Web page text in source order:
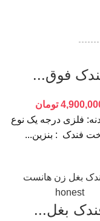
فوق...
تومان
فلزی درجه یک نوع
فندک : بنزین...
بغل...